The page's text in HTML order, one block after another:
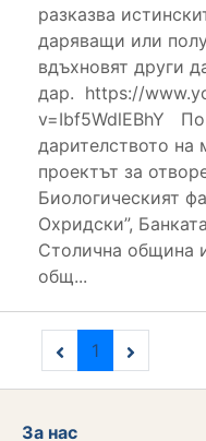
разказва
даряващи или
вдъхновят други
дар. https://
v=Ibf5WdlEBhY По
дарителството на
проектът за
Биологическият
Охридски”,
Столична община
общ...
1
За нас